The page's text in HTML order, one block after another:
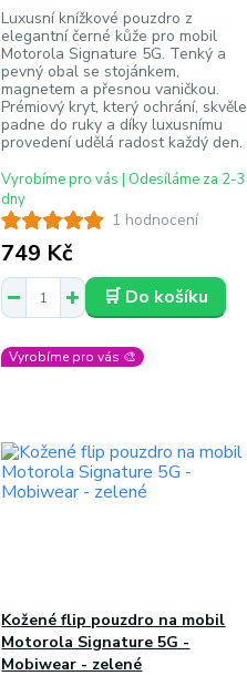
1 hodnocení
Luxusní knížkové pouzdro z
elegantní černé kůže pro mobil
Motorola Signature 5G. Tenký a
pevný obal se stojánkem,
magnetem a přesnou vaničkou.
Prémiový kryt, který ochrání, skvěle
padne do ruky a díky luxusnímu
provedení udělá radost každý den.
749 Kč
Vyrobíme pro vás | Odesíláme za 2-3
dny
🛒 Do košíku
Vyrobíme pro vás 🎨
Kožené flip pouzdro na mobil
Motorola Signature 5G -
Mobiwear - zelené